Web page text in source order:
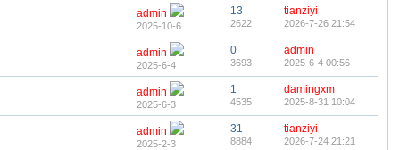
admin
2025-10-6
13
2622
tianziyi
2026-7-26 21:54
admin
2025-6-4
0
3693
admin
2025-6-4 00:56
admin
2025-6-3
1
4535
damingxm
2025-8-31 10:04
admin
2025-2-3
31
8884
tianziyi
2026-7-24 21:21